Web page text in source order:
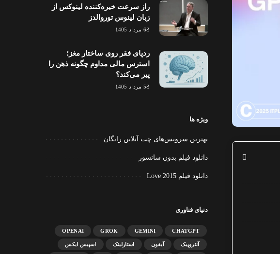
راز سرعت خیره‌کننده لینوکس از
زبان لینوس توروالدز
6 مرداد 1405
ردپای فقر روی ساختار مغز؛
استرس مالی مداوم چگونه ذهن را
پیر می‌کند؟
5 مرداد 1405
ویژه ها
بهترین سرویس‌های چت آنلاین رایگان
دانلود فیلم بدون سانسور
دانلود فیلم Love 2015
دنیای فناوری
CHATGPT
GEMINI
GROK
OPENAI
آنتروپیک آیفون استارلینک اسپیس ایکس